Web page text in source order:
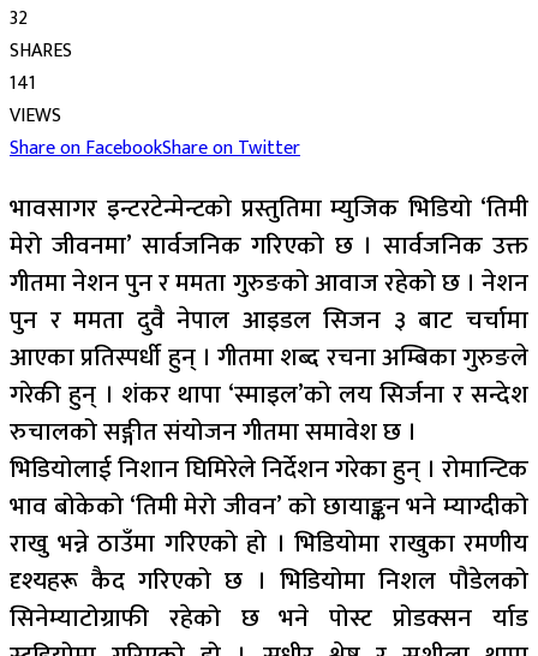
32
SHARES
141
VIEWS
Share on FacebookShare on Twitter
भावसागर इन्टरटेन्मेन्टको प्रस्तुतिमा म्युजिक भिडियो ‘तिमी
मेरो जीवनमा’ सार्वजनिक गरिएको छ । सार्वजनिक उक्त
गीतमा नेशन पुन र ममता गुरुङको आवाज रहेको छ । नेशन
पुन र ममता दुवै नेपाल आइडल सिजन ३ बाट चर्चामा
आएका प्रतिस्पर्धी हुन् । गीतमा शब्द रचना अम्बिका गुरुङले
गरेकी हुन् । शंकर थापा ‘स्माइल’को लय सिर्जना र सन्देश
रुचालको सङ्गीत संयोजन गीतमा समावेश छ ।
भिडियोलाई निशान घिमिरेले निर्देशन गरेका हुन् । रोमान्टिक
भाव बोकेको ‘तिमी मेरो जीवन’ को छायाङ्कन भने म्याग्दीको
राखु भन्ने ठाउँमा गरिएको हो । भिडियोमा राखुका रमणीय
दृश्यहरू कैद गरिएको छ । भिडियोमा निशल पौडेलको
सिनेम्याटोग्राफी रहेको छ भने पोस्ट प्रोडक्सन र्याड